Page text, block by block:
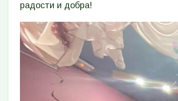
радости и добра!